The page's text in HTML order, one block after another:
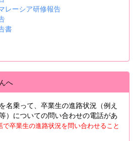
レーシア研修報告
書
へ
名乗って、卒業生の進路状況（例え
についての問い合わせの電話があ
で卒業生の進路状況を問い合わせること